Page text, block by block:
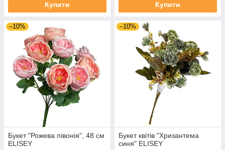
Купити Купити
–10%
Букет "Рожева півонія", 48 см
ELISEY
–10%
Букет квітів "Хризантема
синя" ELISEY